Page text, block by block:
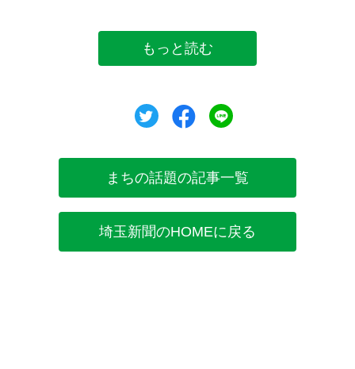
もっと読む
ツイートシェア
まちの話題の記事一覧
埼玉新聞のHOMEに戻る